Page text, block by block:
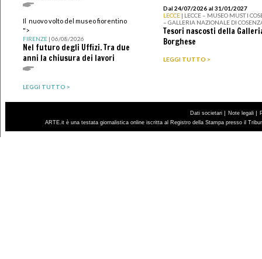
Il nuovo volto del museo fiorentino
">
FIRENZE| 06/08/2026
Nel futuro degli Uffizi. Tra due
anni la chiusura dei lavori
LEGGI TUTTO >
Dal 24/07/2026 al 31/01/2027
LECCE | LECCE – MUSEO MUST I
– GALLERIA NAZIONALE DI
Tesori nascosti della
Borghese
LEGGI TUTTO >
Dati societari | Note legali |
ARTE.it è una testata giornalistica online iscritta al Registro della Stampa presso il